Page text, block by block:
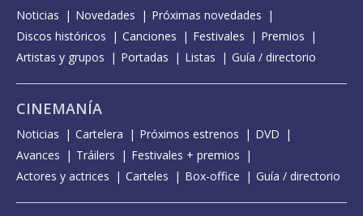
Noticias Novedades
Próximas novedades
Discos históricos
Canciones Festivales
Premios
Artistas y grupos
Portadas Listas Guía / directorio
CINEMANÍA
Noticias Cartelera Próximos estrenos
DVD
Avances
Tráilers
Festivales + premios
Actores y actrices
Carteles Box-office Guía / directorio